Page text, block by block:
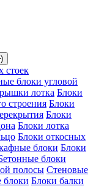
стоек
блоки угловой
лотка Блоки
строения Блоки
Блоки
Блоки лотка
Блоки откосных
блоки Блоки
блоки
полосы Стеновые
блоки Блоки балки